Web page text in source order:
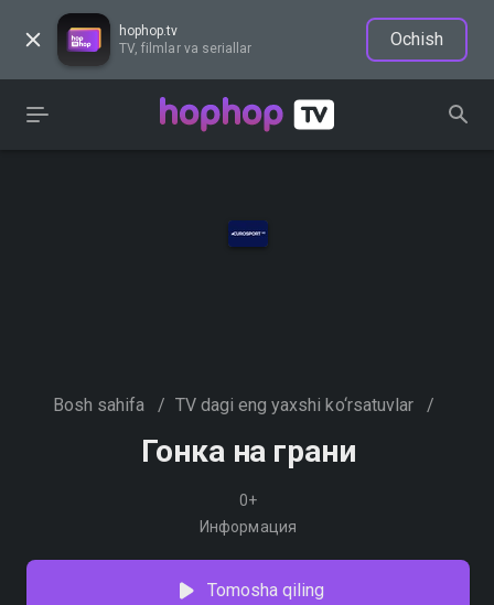
hophop.tv
TV, filmlar va seriallar
Ochish
Bosh sahifa / TV dagi eng yaxshi ko‘rsatuvlar /
Гонка на грани
0+
Информация
Tomosha qiling